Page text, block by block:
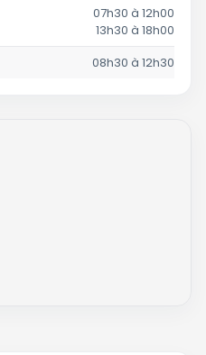
07h30 à 12h00
13h30 à 18h00
08h30 à 12h30